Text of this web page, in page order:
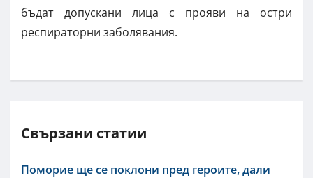
бъдат допускани лица с прояви на остри
респираторни заболявания.
Свързани статии
Поморие ще се поклони пред героите, дали